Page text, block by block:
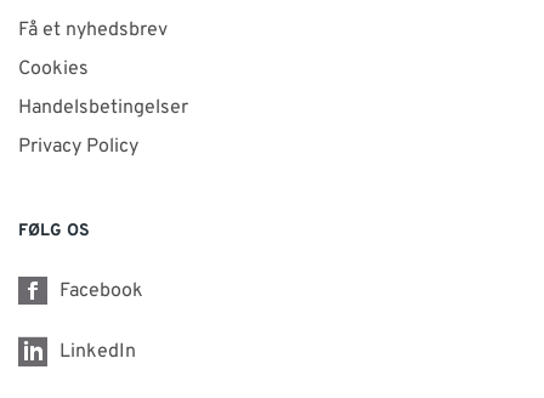
Få et nyhedsbrev
Cookies
Handelsbetingelser
Privacy Policy
FØLG OS
Facebook
LinkedIn